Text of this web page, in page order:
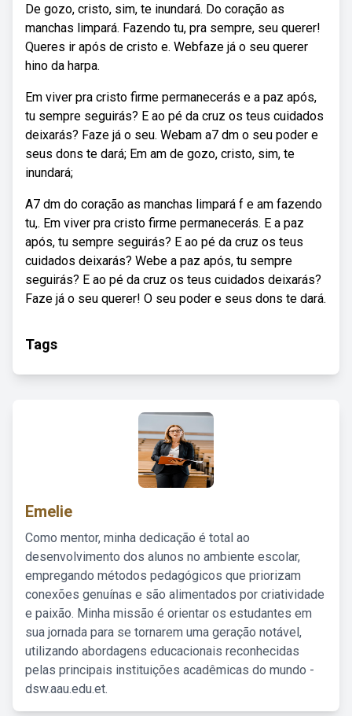
De gozo, cristo, sim, te inundará. Do coração as
manchas limpará. Fazendo tu, pra sempre, seu querer!
Queres ir após de cristo e. Webfaze já o seu querer
hino da harpa.
Em viver pra cristo firme permanecerás e a paz após,
tu sempre seguirás? E ao pé da cruz os teus cuidados
deixarás? Faze já o seu. Webam a7 dm o seu poder e
seus dons te dará; Em am de gozo, cristo, sim, te
inundará;
A7 dm do coração as manchas limpará f e am fazendo
tu,. Em viver pra cristo firme permanecerás. E a paz
após, tu sempre seguirás? E ao pé da cruz os teus
cuidados deixarás? Webe a paz após, tu sempre
seguirás? E ao pé da cruz os teus cuidados deixarás?
Faze já o seu querer! O seu poder e seus dons te dará.
Tags
Emelie
Como mentor, minha dedicação é total ao
desenvolvimento dos alunos no ambiente escolar,
empregando métodos pedagógicos que priorizam
conexões genuínas e são alimentados por criatividade
e paixão. Minha missão é orientar os estudantes em
sua jornada para se tornarem uma geração notável,
utilizando abordagens educacionais reconhecidas
pelas principais instituições acadêmicas do mundo -
dsw.aau.edu.et.